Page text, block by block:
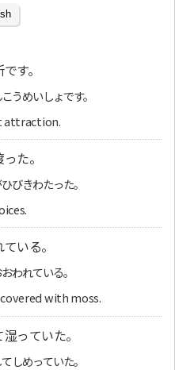
す。
うめいしょです。
attraction.
た。
びきわたった。
いる。
われている。
with moss.
っていた。
しめっていた。